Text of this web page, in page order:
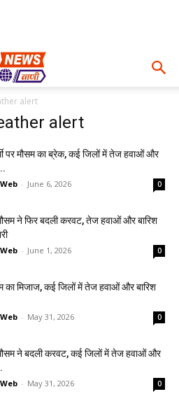
alert
alert
पर मौसम का ब्रेक, कई जिलों में तेज हवाओं और
- June 6, 2026 0
ने फिर बदली करवट, तेज हवाओं और बारिश
- June 1, 2026 0
का मिजाज, कई जिलों में तेज हवाओं और बारिश
- May 31, 2026 0
मौसम ने बदली करवट, कई जिलों में तेज हवाओं और
- May 31, 2026 0